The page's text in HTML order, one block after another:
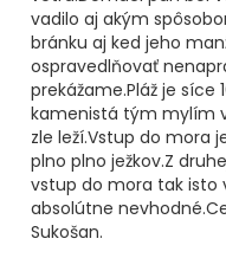
vadilo aj akým
bránku aj ked jeho
ospravedlňovať
prekážame.Pláž je
kamenistá tým mylím
zle leží.Vstup do mora
plno plno ježkov.Z
vstup do mora tak isto
absolútne
Sukošan.